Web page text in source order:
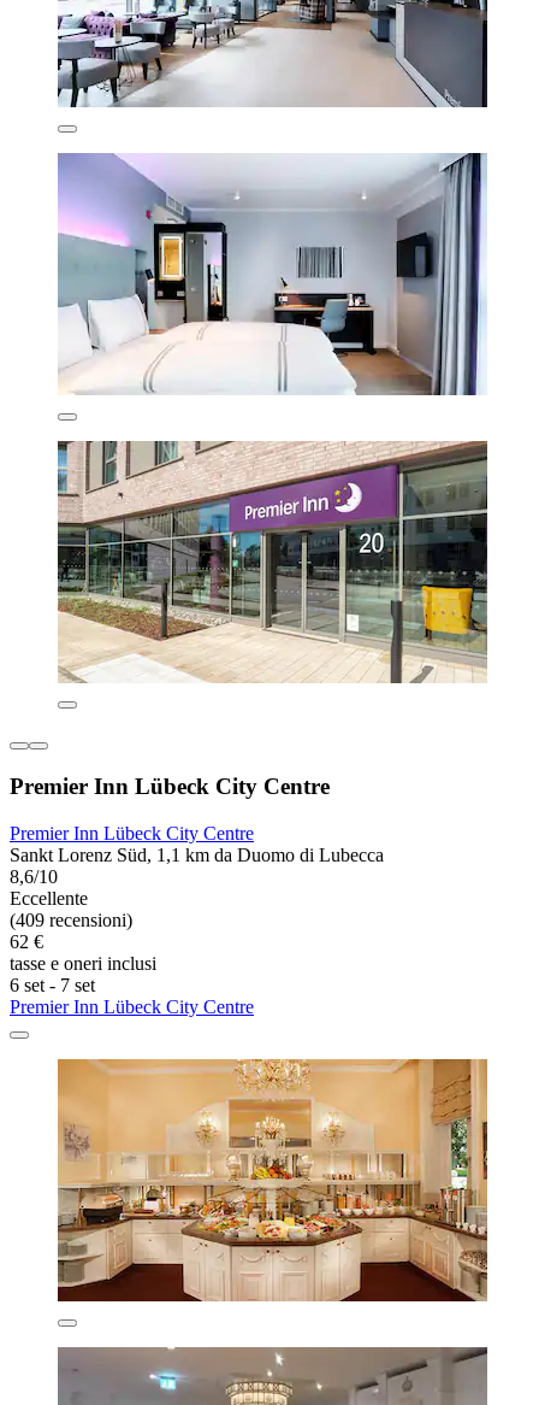
Premier Inn Lübeck City Centre
Premier Inn Lübeck City Centre
Sankt Lorenz Süd, 1,1 km da Duomo di Lubecca
8,6/10
Eccellente
(409 recensioni)
62 €
tasse e oneri inclusi
6 set - 7 set
Premier Inn Lübeck City Centre